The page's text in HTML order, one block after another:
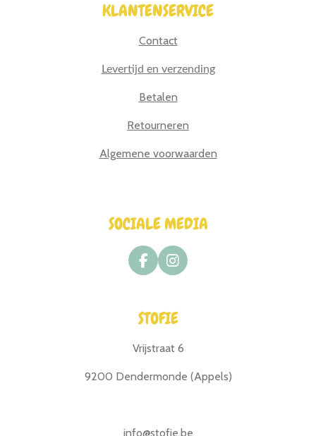
KLANTENSERVICE
Contact
Levertijd en verzending
Betalen
Retourneren
Algemene voorwaarden
SOCIALE MEDIA
F
a
b
o
I
n
a
r
m
STOFIE
Vrijstraat 6
9200 Dendermonde (Appels)
info@stofie.be